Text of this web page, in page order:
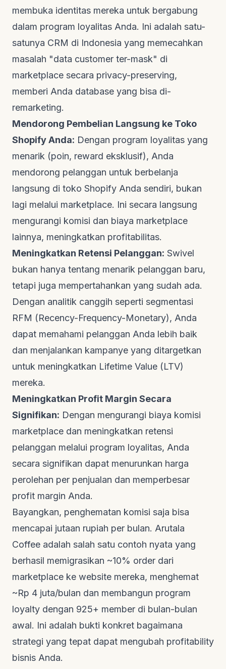
membuka identitas mereka untuk bergabung
dalam program loyalitas Anda. Ini adalah satu-
satunya CRM di Indonesia yang memecahkan
masalah "data customer ter-mask" di
marketplace secara privacy-preserving,
memberi Anda database yang bisa di-
remarketing.
Mendorong Pembelian Langsung ke Toko
Shopify Anda: Dengan program loyalitas yang
menarik (poin, reward eksklusif), Anda
mendorong pelanggan untuk berbelanja
langsung di toko Shopify Anda sendiri, bukan
lagi melalui marketplace. Ini secara langsung
mengurangi komisi dan biaya marketplace
lainnya, meningkatkan profitabilitas.
Meningkatkan Retensi Pelanggan: Swivel
bukan hanya tentang menarik pelanggan baru,
tetapi juga mempertahankan yang sudah ada.
Dengan analitik canggih seperti segmentasi
RFM (Recency-Frequency-Monetary), Anda
dapat memahami pelanggan Anda lebih baik
dan menjalankan kampanye yang ditargetkan
untuk meningkatkan Lifetime Value (LTV)
mereka.
Meningkatkan Profit Margin Secara
Signifikan: Dengan mengurangi biaya komisi
marketplace dan meningkatkan retensi
pelanggan melalui program loyalitas, Anda
secara signifikan dapat menurunkan harga
perolehan per penjualan dan memperbesar
profit margin Anda.
Bayangkan, penghematan komisi saja bisa
mencapai jutaan rupiah per bulan. Arutala
Coffee adalah salah satu contoh nyata yang
berhasil memigrasikan ~10% order dari
marketplace ke website mereka, menghemat
~Rp 4 juta/bulan dan membangun program
loyalty dengan 925+ member di bulan-bulan
awal. Ini adalah bukti konkret bagaimana
strategi yang tepat dapat mengubah profitability
bisnis Anda.